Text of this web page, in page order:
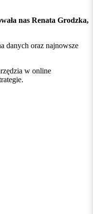
nas Renata Grodzka,
danych oraz najnowsze
w online